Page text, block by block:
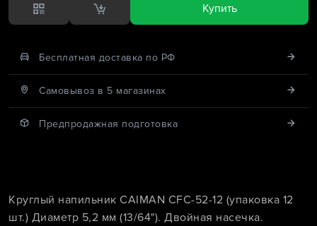
Купить
Бесплатная доставка по РФ
Cамовывоз в 5 магазинах
Предпродажная подготовка
Круглый напильник CAIMAN CFC-52-12 (упаковка 12
шт.) Диаметр 5,2 мм (13/64"). Двойная насечка.